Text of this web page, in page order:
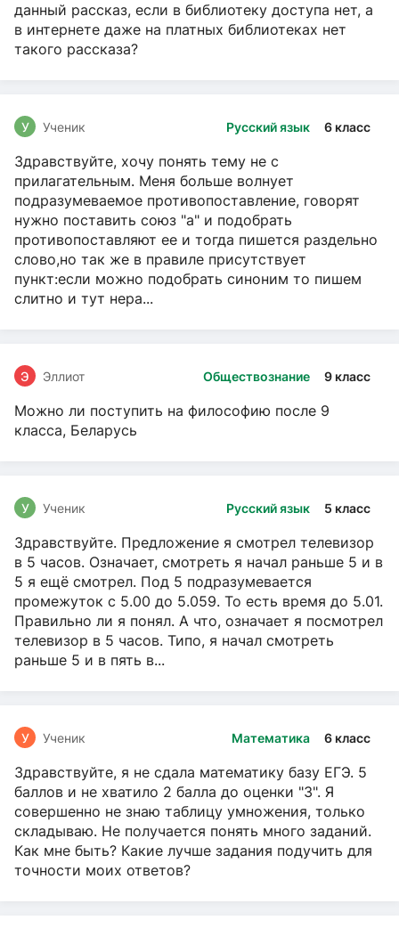
данный рассказ, если в библиотеку доступа нет, а
в интернете даже на платных библиотеках нет
такого рассказа?
Русский язык 6 класс
У Ученик
Здравствуйте, хочу понять тему не с
прилагательным. Меня больше волнует
подразумеваемое противопоставление, говорят
нужно поставить союз "а" и подобрать
противопоставляют ее и тогда пишется раздельно
слово,но так же в правиле присутствует
пункт:если можно подобрать синоним то пишем
слитно и тут нера...
Обществознание 9 класс
Э Эллиот
Можно ли поступить на философию после 9
класса, Беларусь
Русский язык 5 класс
У Ученик
Здравствуйте. Предложение я смотрел телевизор
в 5 часов. Означает, смотреть я начал раньше 5 и в
5 я ещё смотрел. Под 5 подразумевается
промежуток с 5.00 до 5.059. То есть время до 5.01.
Правильно ли я понял. А что, означает я посмотрел
телевизор в 5 часов. Типо, я начал смотреть
раньше 5 и в пять в...
Математика 6 класс
У Ученик
Здравствуйте, я не сдала математику базу ЕГЭ. 5
баллов и не хватило 2 балла до оценки "3". Я
совершенно не знаю таблицу умножения, только
складываю. Не получается понять много заданий.
Как мне быть? Какие лучше задания подучить для
точности моих ответов?